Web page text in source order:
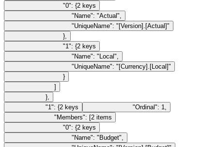
"0": {2 keys
"Name": "Actual",
"UniqueName": "[Version].[Actual]"
},
"1": {2 keys
"Name": "Local",
"UniqueName": "[Currency].[Local]"
}
]
},
"1": {2 keys "Ordinal": 1,
"Members": [2 items
"0": {2 keys
"Name": "Budget",